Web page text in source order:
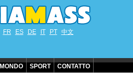
FR ES DE IT PT 中文
MONDO SPORT CONTATTO